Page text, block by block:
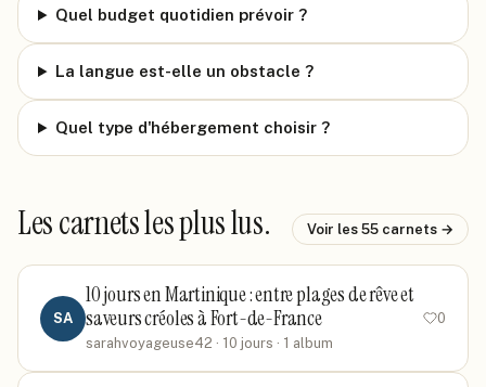
Quel budget quotidien prévoir ?
La langue est-elle un obstacle ?
Quel type d'hébergement choisir ?
Les carnets les plus lus. Voir les 55 carnets →
SA
10 jours en Martinique : entre plages de rêve et
saveurs créoles à Fort-de-France
sarahvoyageuse42 · 10 jours · 1 album
0